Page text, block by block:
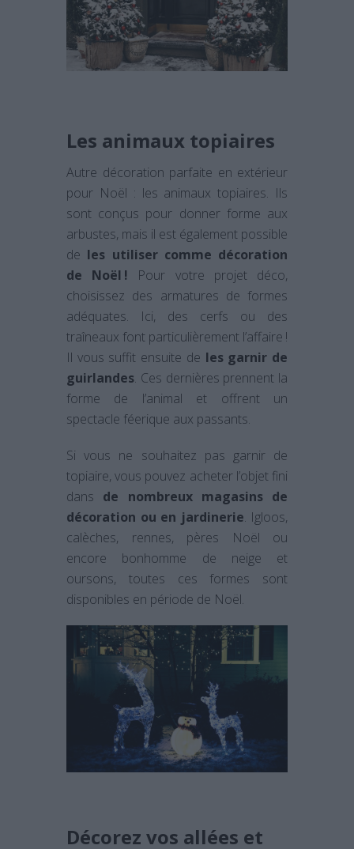
Les animaux topiaires
Autre décoration parfaite en extérieur
pour Noël : les animaux topiaires. Ils
sont conçus pour donner forme aux
arbustes, mais il est également possible
de les utiliser comme décoration
de Noël ! Pour votre projet déco,
choisissez des armatures de formes
adéquates. Ici, des cerfs ou des
traîneaux font particulièrement l’affaire !
Il vous suffit ensuite de les garnir de
guirlandes. Ces dernières prennent la
forme de l’animal et offrent un
spectacle féerique aux passants.
Si vous ne souhaitez pas garnir de
topiaire, vous pouvez acheter l’objet fini
dans de nombreux magasins de
décoration ou en jardinerie. Igloos,
calèches, rennes, pères Noël ou
encore bonhomme de neige et
oursons, toutes ces formes sont
disponibles en période de Noël.
Décorez vos allées et